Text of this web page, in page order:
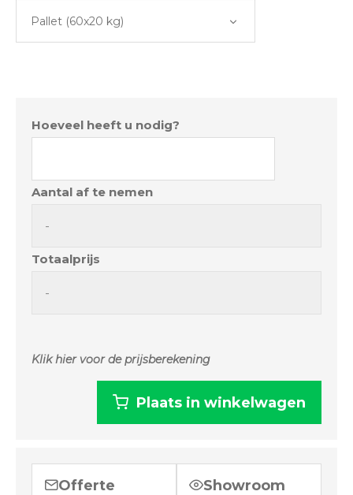
Pallet (60x20 kg)
Hoeveel heeft u nodig?
Aantal af te nemen
Totaalprijs
Klik hier voor de prijsberekening
Plaats in winkelwagen
Verpakking / pakket Aantal
Offerte
Showroom